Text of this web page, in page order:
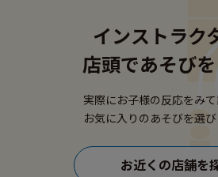
インストラク
店頭であそび
実際にお子様の反応をみ
お気に入りのあそびを選
お近くの店舗を